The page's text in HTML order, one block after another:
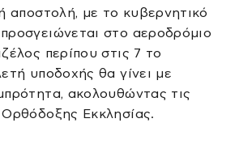
αποστολή, με το κυβερνητικό
στο αεροδρόμιο
περίπου στις 7 το
υποδοχής θα γίνει με
ακολουθώντας τις
Εκκλησίας.